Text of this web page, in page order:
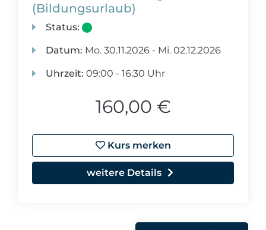
(Bildungsurlaub)
Status:
Datum: Mo. 30.11.2026 - Mi. 02.12.2026
Uhrzeit: 09:00 - 16:30 Uhr
160,00 €
Kurs merken
weitere Details